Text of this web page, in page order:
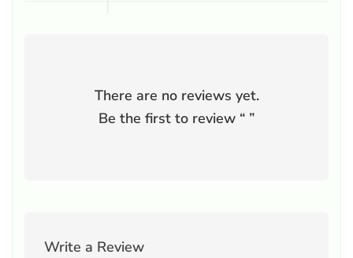
There are no reviews yet.
Be the first to review “ ”
Write a Review